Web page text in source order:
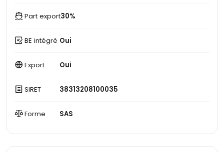
Part export30%
BE intégré Oui
Export Oui
SIRET 38313208100035
Forme SAS